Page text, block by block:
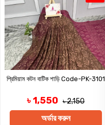
প্রিমিয়াম কটন বাটিক শাড়ি Code-PK-3101
৳ 1,550 ৳ 2,150
অর্ডার করুন